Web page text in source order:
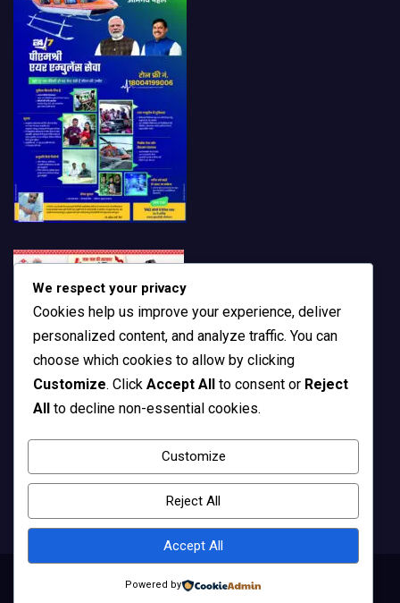
We respect your privacy
Cookies help us improve your experience, deliver
personalized content, and analyze traffic. You can
choose which cookies to allow by clicking
Customize. Click Accept All to consent or Reject
All to decline non-essential cookies.
Customize
Reject All
Accept All
Powered by